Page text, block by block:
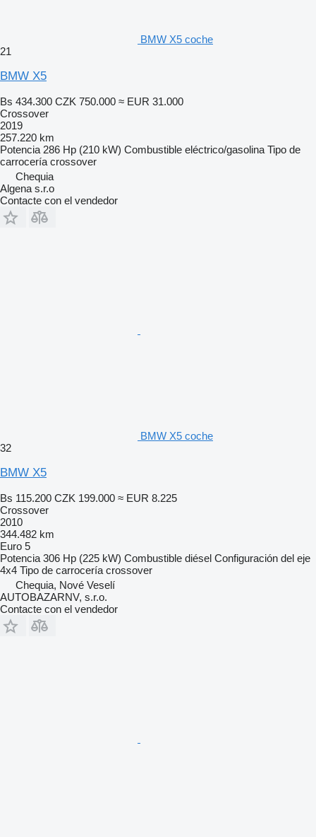
BMW X5 coche
21
BMW X5
Bs 434.300 CZK 750.000 ≈ EUR 31.000
Crossover
2019
257.220 km
Potencia 286 Hp (210 kW) Combustible eléctrico/gasolina Tipo de
carrocería crossover
Chequia
Algena s.r.o
Contacte con el vendedor
BMW X5 coche
32
BMW X5
Bs 115.200 CZK 199.000 ≈ EUR 8.225
Crossover
2010
344.482 km
Euro 5
Potencia 306 Hp (225 kW) Combustible diésel Configuración del eje
4x4 Tipo de carrocería crossover
Chequia, Nové Veselí
AUTOBAZARNV, s.r.o.
Contacte con el vendedor